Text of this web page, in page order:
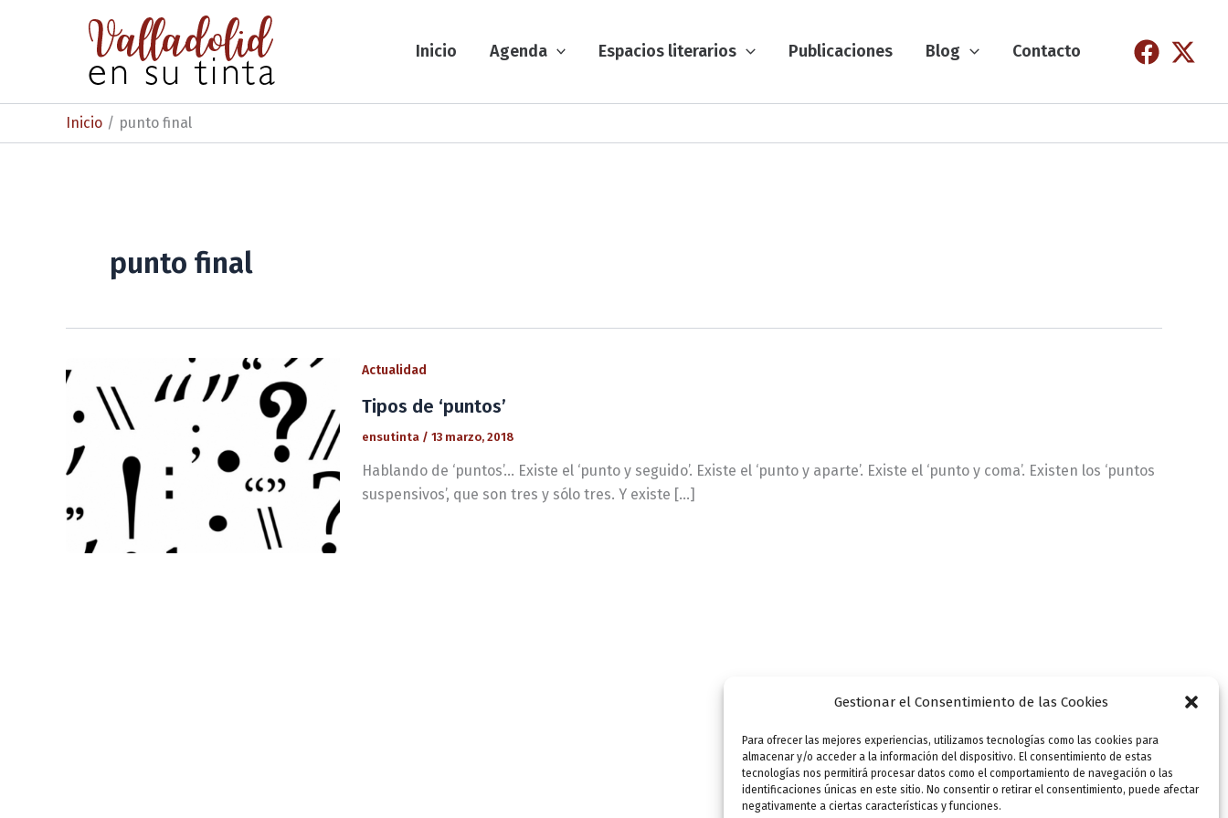
Gestionar el Consentimiento de las Cookies
Para ofrecer las mejores experiencias, utilizamos tecnologías como las cookies para
almacenar y/o acceder a la información del dispositivo. El consentimiento de estas
tecnologías nos permitirá procesar datos como el comportamiento de navegación o las
identificaciones únicas en este sitio. No consentir o retirar el consentimiento, puede afectar
negativamente a ciertas características y funciones.
Inicio Agenda Espacios literarios Publicaciones Blog Contacto
Inicio punto final
punto final
Actualidad
Tipos de ‘puntos’
ensutinta / 13 marzo, 2018
Hablando de ‘puntos’… Existe el ‘punto y seguido’. Existe el ‘punto y aparte’. Existe el ‘punto y coma’. Existen los ‘puntos
suspensivos’, que son tres y sólo tres. Y existe […]